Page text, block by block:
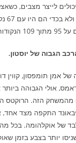
לייצר מצבים,
הלייקרס.
של אמן תומפסון, קווין
אולי הגבוהה
לעומת 11 בלבד של
יותר בצבע בזמן